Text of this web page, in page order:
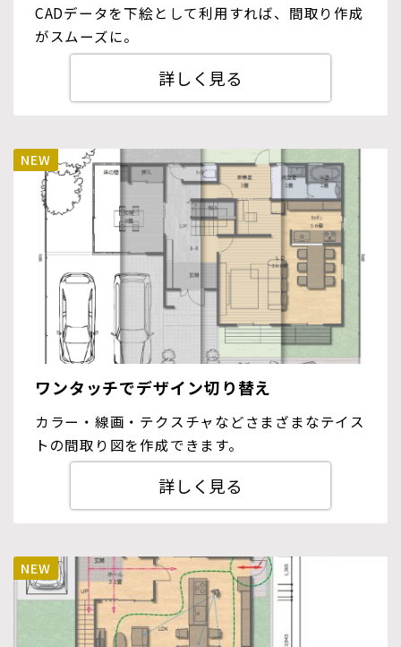
CADデータを下絵として利用すれば、間取り作成
がスムーズに。
詳しく見る
ワンタッチでデザイン切り替え
カラー・線画・テクスチャなどさまざまなテイス
トの間取り図を作成できます。
詳しく見る